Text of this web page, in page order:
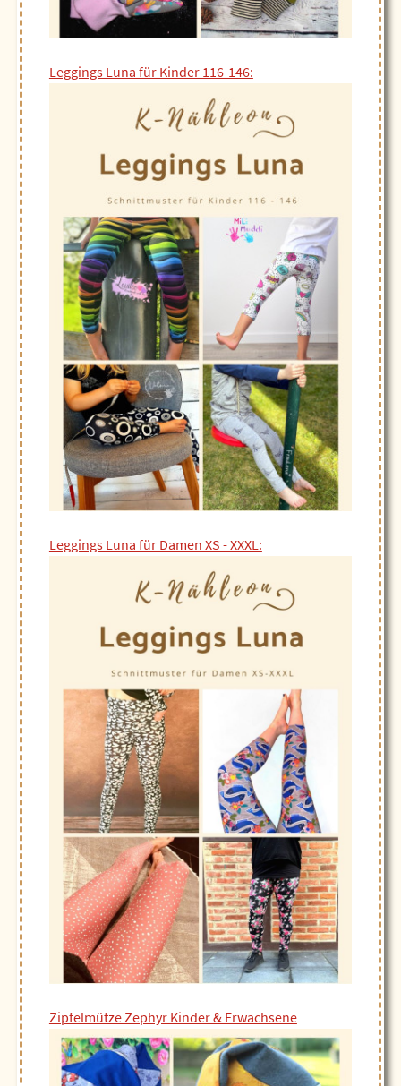
Leggings Luna für Kinder 116-146:
Leggings Luna für Damen XS - XXXL:
Zipfelmütze Zephyr Kinder & Erwachsene